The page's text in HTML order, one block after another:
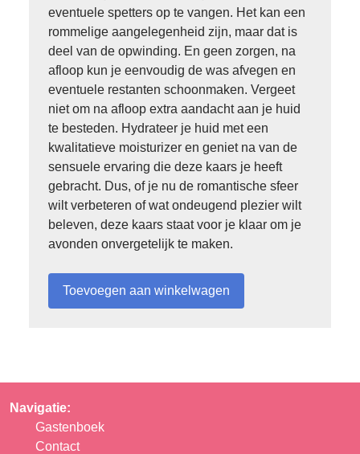
eventuele spetters op te vangen. Het kan een
rommelige aangelegenheid zijn, maar dat is
deel van de opwinding. En geen zorgen, na
afloop kun je eenvoudig de was afvegen en
eventuele restanten schoonmaken. Vergeet
niet om na afloop extra aandacht aan je huid
te besteden. Hydrateer je huid met een
kwalitatieve moisturizer en geniet na van de
sensuele ervaring die deze kaars je heeft
gebracht. Dus, of je nu de romantische sfeer
wilt verbeteren of wat ondeugend plezier wilt
beleven, deze kaars staat voor je klaar om je
avonden onvergetelijk te maken.
Navigatie:
Gastenboek
Contact